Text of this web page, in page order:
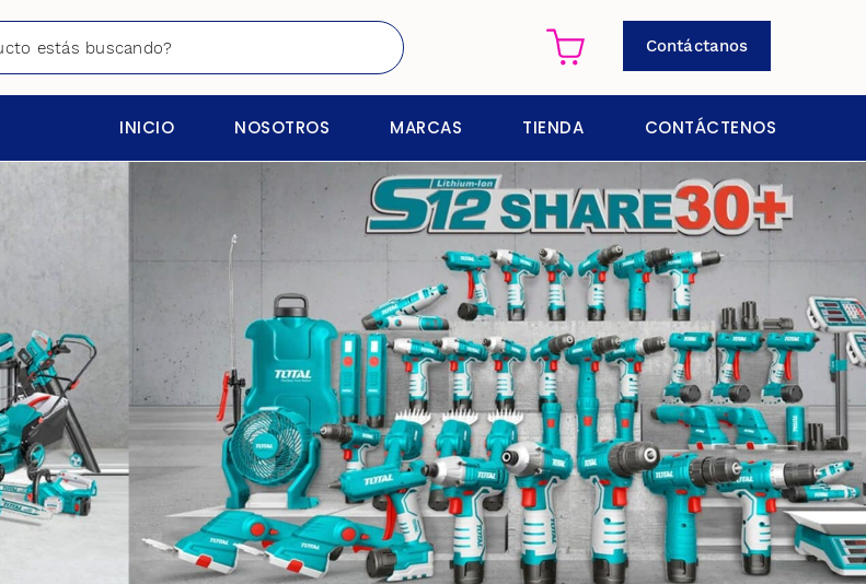
Contáctanos
INICIO NOSOTROS MARCAS TIENDA CONTÁCTENOS